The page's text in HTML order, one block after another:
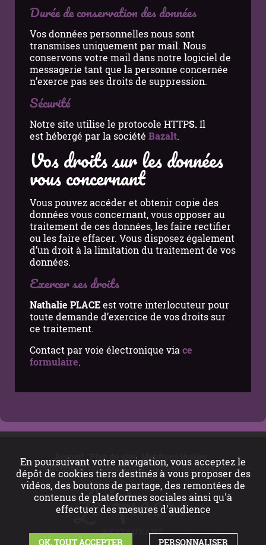
Durée de conservation des données
Vos données personnelles nous sont
transmises uniquement par mail. Nous
conservons votre mail dans notre logiciel de
messagerie tant que la personne concernée
n’exerce pas ses droits de suppression.
Sécurité
Notre site utilise le protocole HTTPS.Il
est hébergé par la société Bazalt.
Vos droits sur les données
vous concernant
Vous pouvez accéder et obtenir copie des
données vous concernant, vous opposer au
traitement de ces données, les faire rectifier
ou les faire effacer. Vous disposez également
d’un droit à la limitation du traitement de vos
données.
Exercer ses droits
Nathalie PLACEest votre interlocuteur pour
toute demande d’exercice de vos droits sur
ce traitement.
Contact par voie électronique via ce
formulaire.
Accueil Plan du site
Mentions légales
Politique de confidentialité Gestion des cookies
En poursuivant votre navigation, vous acceptez le
dépôt de cookies tiers destinés à vous proposer des
vidéos, des boutons de partage, des remontées de
contenus de plateformes sociales ainsi qu'à
effectuer des mesures d'audience
OK, TOUT ACCEPTER PERSONNALISER